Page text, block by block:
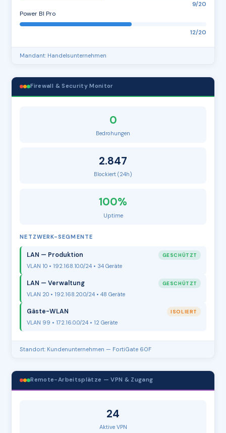
9/20
Power BI Pro
12/20
Mandant: Handelsunternehmen
Firewall & Security Monitor
0
Bedrohungen
2.847
Blockiert (24h)
100%
Uptime
NETZWERK-SEGMENTE
LAN — Produktion GESCHÜTZT
VLAN 10 • 192.168.10.0/24 • 34 Geräte
LAN — Verwaltung GESCHÜTZT
VLAN 20 • 192.168.20.0/24 • 48 Geräte
Gäste-WLAN ISOLIERT
VLAN 99 • 172.16.0.0/24 • 12 Geräte
Standort: Kundenunternehmen — FortiGate 60F
Remote-Arbeitsplätze — VPN & Zugang
24
Aktive VPN